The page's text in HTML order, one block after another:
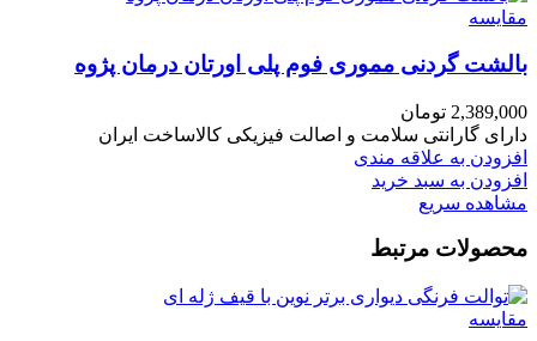
مقایسه
بالشت گردنی مموری فوم پلی اورتان درمان پژوه
2,389,000 تومان
دارای گارانتی سلامت و اصالت فیزیکی کالاساخت ایران
افزودن به علاقه مندی
افزودن به سبد خرید
مشاهده سریع
محصولات مرتبط
مقایسه